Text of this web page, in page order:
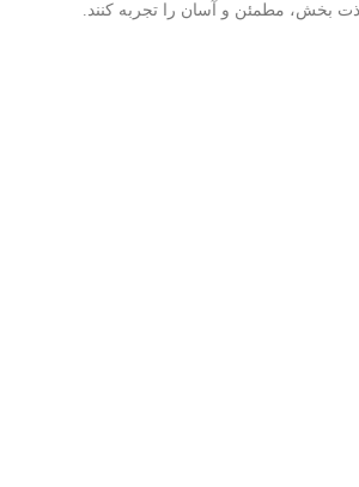
لذت بخش، مطمئن و آسان را تجربه کنند.